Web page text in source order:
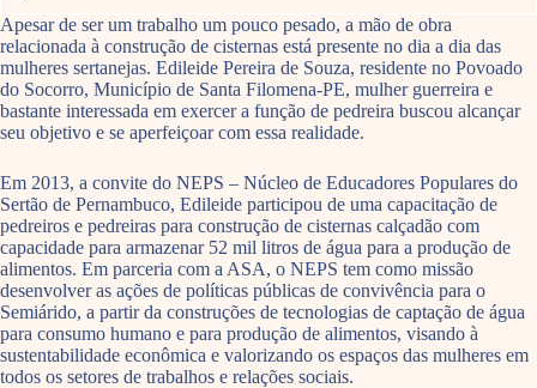
Apesar de ser um trabalho um pouco pesado, a mão de obra
relacionada à construção de cisternas está presente no dia a dia das
mulheres sertanejas. Edileide Pereira de Souza, residente no Povoado
do Socorro, Município de Santa Filomena-PE, mulher guerreira e
bastante interessada em exercer a função de pedreira buscou alcançar
seu objetivo e se aperfeiçoar com essa realidade.
Em 2013, a convite do NEPS – Núcleo de Educadores Populares do
Sertão de Pernambuco, Edileide participou de uma capacitação de
pedreiros e pedreiras para construção de cisternas calçadão com
capacidade para armazenar 52 mil litros de água para a produção de
alimentos. Em parceria com a ASA, o NEPS tem como missão
desenvolver as ações de políticas públicas de convivência para o
Semiárido, a partir da construções de tecnologias de captação de água
para consumo humano e para produção de alimentos, visando à
sustentabilidade econômica e valorizando os espaços das mulheres em
todos os setores de trabalhos e relações sociais.